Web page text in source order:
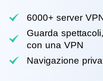
6000+ server
Guarda
con una VPN
Navigazione